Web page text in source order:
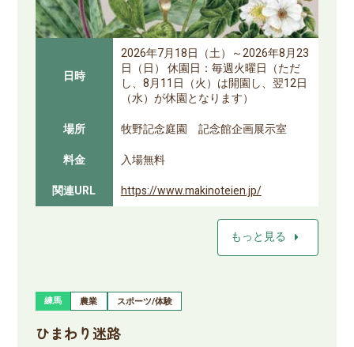
日時
2026年7月18日（土）～2026年8月23
日（日） 休園日：毎週火曜日（ただ
し、8月11日（火）は開園し、翌12日
（水）が休園となります）
場所
牧野記念庭園 記念館企画展示室
料金
入場無料
関連URL
https://www.makinoteien.jp/
もっと見る arrow_right
練馬 農業 スポーツ/体験
ひまわり迷路